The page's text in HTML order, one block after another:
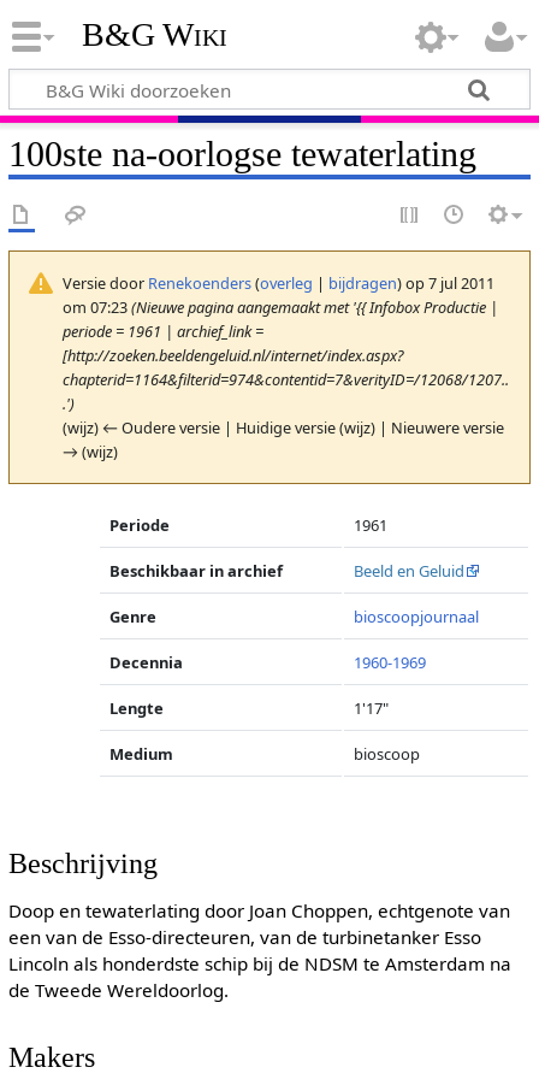
B&G Wiki
100ste na-oorlogse tewaterlating
Versie door Renekoenders(overleg | bijdragen)op 7 jul 2011
om 07:23(Nieuwe pagina aangemaakt met '{{ Infobox Productie |
periode = 1961 | archief_link =
[http://zoeken.beeldengeluid.nl/internet/index.aspx?
chapterid=1164&filterid=974&contentid=7&verityID=/12068/1207..
.')
(wijz) ← Oudere versie | Huidige versie (wijz) | Nieuwere versie
→ (wijz)
Periode 1961
Beschikbaar in archief Beeld en Geluid
Genre bioscoopjournaal
Decennia 1960-1969
Lengte 1'17"
Medium bioscoop
Beschrijving
Doop en tewaterlating door Joan Choppen, echtgenote van
een van de Esso-directeuren, van de turbinetanker Esso
Lincoln als honderdste schip bij de NDSM te Amsterdam na
de Tweede Wereldoorlog.
Makers